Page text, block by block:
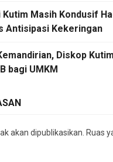
Masih Kondusif
Antisipasi Kekeringan
Diskop
bagi UMKM
akan dipublikasikan. Ruas